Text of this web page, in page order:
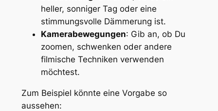
heller, sonniger Tag oder eine
stimmungsvolle Dämmerung ist.
Kamerabewegungen: Gib an, ob Du
zoomen, schwenken oder andere
filmische Techniken verwenden
möchtest.
Zum Beispiel könnte eine Vorgabe so
aussehen: